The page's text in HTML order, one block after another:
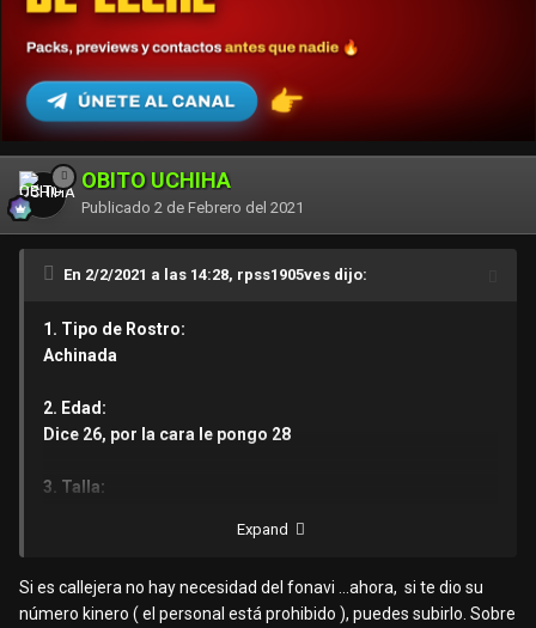
OBITO UCHIHA
Publicado 2 de Febrero del 2021
En 2/2/2021 a las 14:28, rpss1905ves dijo:
1. Tipo de Rostro:
Achinada
2. Edad:
Dice 26, por la cara le pongo 28
3. Talla:
Clarq
Expand
Si es callejera no hay necesidad del fonavi ...ahora, si te dio su
número kinero ( el personal está prohibido ), puedes subirlo. Sobre